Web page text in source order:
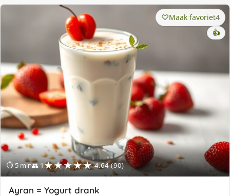
⏱ 5 min👥 1★★★★★ 4.64 (90)
Maak favoriet4
👍
Ayran = Yogurt drank